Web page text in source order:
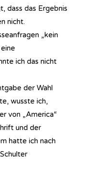
dass das Ergebnis
nicht.
„kein
ich das nicht
der Wahl
wusste ich,
von „America“
und der
hatte ich nach